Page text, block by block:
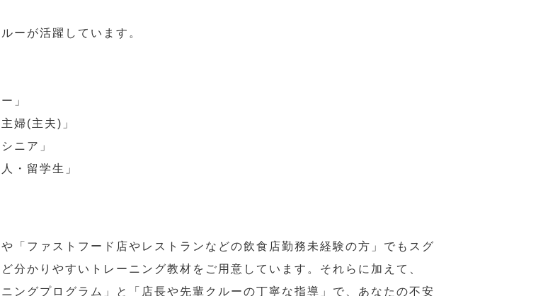
ーが活躍しています。
」
婦(主夫)」
ニア」
・留学生」
「ファストフード店やレストランなどの飲食店勤務未経験の方」でもスグ
分かりやすいトレーニング教材をご用意しています。それらに加えて、
ングプログラム」と「店長や先輩クルーの丁寧な指導」で、あなたの不安